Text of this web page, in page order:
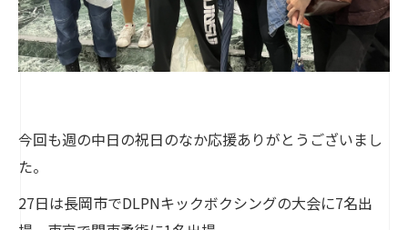
今回も週の中日の祝日のなか応援ありがとうございまし
た。
27日は長岡市でDLPNキックボクシングの大会に7名出